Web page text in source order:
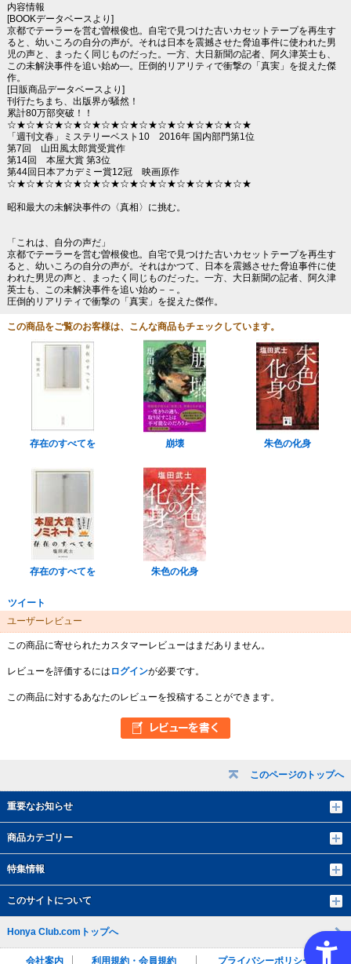
このページのトップへ
重要なお知らせ
商品カテゴリー
特集情報
このサイトについて
内容情報
[BOOKデータベースより]
京都でテーラーを営む曽根俊也。自宅で見つけた古いカセットテープを再生す
ると、幼いころの自分の声が。それは日本を震撼させた脅迫事件に使われた男
児の声と、まったく同じものだった。一方、大日新聞の記者、阿久津英士も、
この未解決事件を追い始め―。圧倒的リアリティで衝撃の「真実」を捉えた傑
作。
[日販商品データベースより]
刊行たちまち、出版界が騒然！
累計80万部突破！！
☆★☆★☆★☆★☆★☆★☆★☆★☆★☆★☆★☆★☆★
「週刊文春」ミステリーベスト10 2016年 国内部門第1位
第7回 山田風太郎賞受賞作
第14回 本屋大賞 第3位
第44回日本アカデミー賞12冠 映画原作
☆★☆★☆★☆★☆★☆★☆★☆★☆★☆★☆★☆★☆★
昭和最大の未解決事件の〈真相〉に挑む。
「これは、自分の声だ」
京都でテーラーを営む曽根俊也。自宅で見つけた古いカセットテープを再生す
ると、幼いころの自分の声が。それはかつて、日本を震撼させた脅迫事件に使
われた男児の声と、まったく同じものだった。一方、大日新聞の記者、阿久津
英士も、この未解決事件を追い始め－－。
圧倒的リアリティで衝撃の「真実」を捉えた傑作。
この商品をご覧のお客様は、こんな商品もチェックしています。
存在のすべてを 崩壊 朱色の化身
存在のすべてを 朱色の化身
ツイート
ユーザーレビュー
この商品に寄せられたカスタマーレビューはまだありません。
レビューを評価するには ログインが必要です。
この商品に対するあなたのレビューを投稿することができます。
Honya Club.comトップへ
会社案内 利用規約・会員規約 プライバシーポリシー